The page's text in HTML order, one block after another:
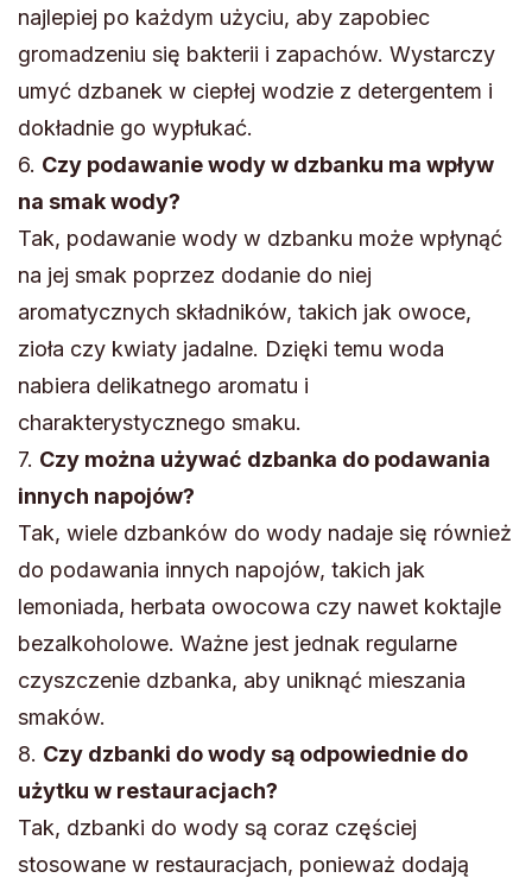
najlepiej po każdym użyciu, aby zapobiec
gromadzeniu się bakterii i zapachów. Wystarczy
umyć dzbanek w ciepłej wodzie z detergentem i
dokładnie go wypłukać.
6. Czy podawanie wody w dzbanku ma wpływ
na smak wody?
Tak, podawanie wody w dzbanku może wpłynąć
na jej smak poprzez dodanie do niej
aromatycznych składników, takich jak owoce,
zioła czy kwiaty jadalne. Dzięki temu woda
nabiera delikatnego aromatu i
charakterystycznego smaku.
7. Czy można używać dzbanka do podawania
innych napojów?
Tak, wiele dzbanków do wody nadaje się również
do podawania innych napojów, takich jak
lemoniada, herbata owocowa czy nawet koktajle
bezalkoholowe. Ważne jest jednak regularne
czyszczenie dzbanka, aby uniknąć mieszania
smaków.
8. Czy dzbanki do wody są odpowiednie do
użytku w restauracjach?
Tak, dzbanki do wody są coraz częściej
stosowane w restauracjach, ponieważ dodają